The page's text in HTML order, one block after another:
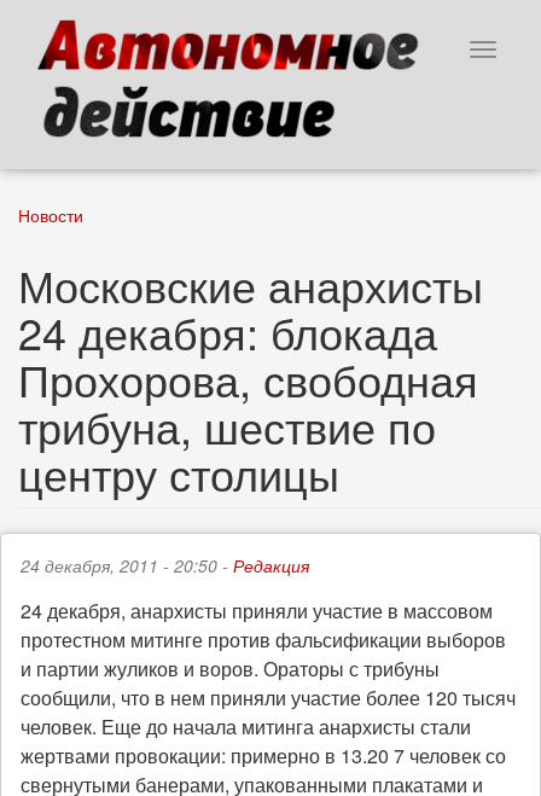
основному
содержанию
Toggle
Новости
Московские анархисты
24 декабря: блокада
Прохорова, свободная
трибуна, шествие по
центру столицы
24 декабря, 2011 - 20:50 - Редакция
24 декабря, анархисты приняли участие в массовом
протестном митинге против фальсификации выборов
и партии жуликов и воров. Ораторы с трибуны
сообщили, что в нем приняли участие более 120 тысяч
человек. Еще до начала митинга анархисты стали
жертвами провокации: примерно в 13.20 7 человек со
свернутыми банерами, упакованными плакатами и